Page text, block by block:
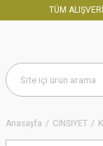
TÜM
Anasayfa CİNSİYET